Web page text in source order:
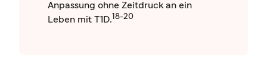
Anpassung ohne Zeitdruck an ein
Leben mit T1D.18-20